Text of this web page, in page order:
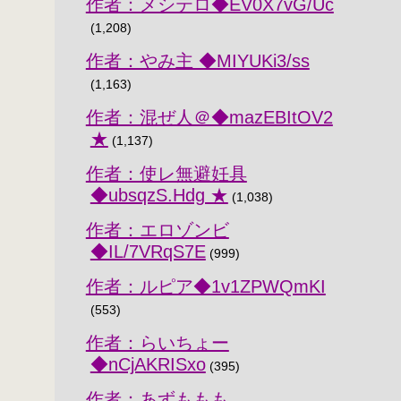
作者：メシテロ◆EV0X7vG/Uc
(1,208)
作者：やみ主 ◆MIYUKi3/ss
(1,163)
作者：混ぜ人＠◆mazEBItOV2
★ (1,137)
作者：使レ無避妊具
◆ubsqzS.Hdg ★ (1,038)
作者：エロゾンビ
◆IL/7VRqS7E(999)
作者：ルピア◆1v1ZPWQmKI
(553)
作者：らいちょー
◆nCjAKRISxo(395)